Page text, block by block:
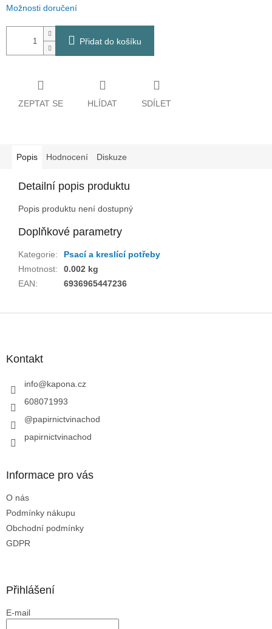
Možnosti doručení
Přidat do košíku
ZEPTAT SE HLÍDAT SDÍLET
Popis Hodnocení Diskuze
Detailní popis produktu
Popis produktu není dostupný
Doplňkové parametry
Kategorie:
Psací a kreslící potřeby
Hmotnost:
0.002 kg
EAN: 6936965447236
Kontakt
info@kapona.cz
608071993
@papirnictvinachod
papirnictvinachod
Informace pro vás
O nás
Podmínky nákupu
Obchodní podmínky
GDPR
Přihlášení
E-mail